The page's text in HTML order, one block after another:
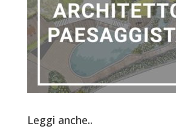
Leggi anche..